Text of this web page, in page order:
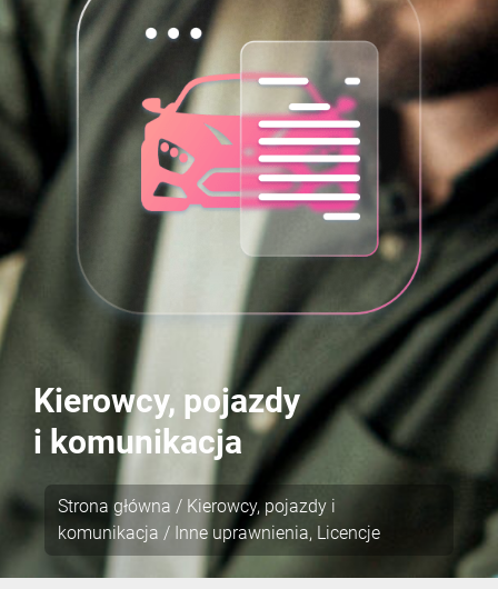
Kierowcy, pojazdy
i komunikacja
Strona główna / Kierowcy, pojazdy i
komunikacja / Inne uprawnienia, Licencje